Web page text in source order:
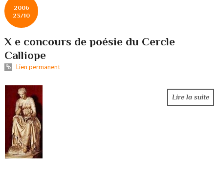
2006
23/10
X e concours de poésie du Cercle
Calliope
Lien permanent
Lire la suite